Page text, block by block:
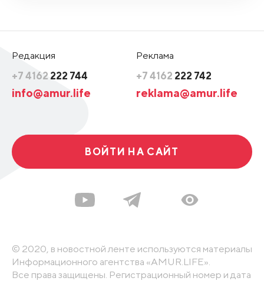
Редакция
+7 4162 222 744
info@amur.life
Реклама
+7 4162 222 742
reklama@amur.life
ВОЙТИ НА САЙТ
© 2020, в новостной ленте используются материалы
Информационного агентства «AMUR.LIFE».
Все права защищены. Регистрационный номер и дата